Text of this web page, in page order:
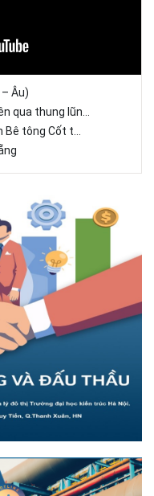
Âu)
qua thung lũn...
tông Cốt t...